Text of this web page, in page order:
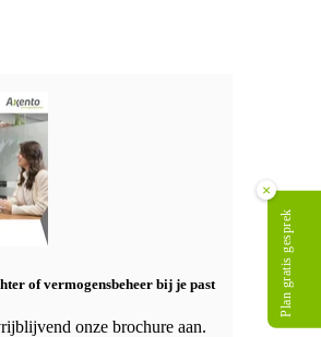
of vermogensbeheer bij je past
onze brochure aan.
×
Plan gratis gesprek